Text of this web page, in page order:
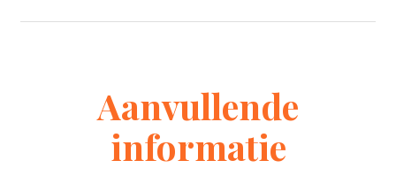
Aanvullende
informatie